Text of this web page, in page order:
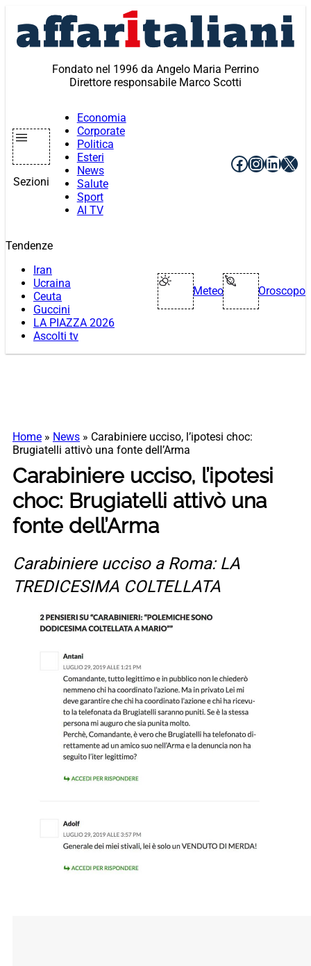
contenuto
Fondato nel 1996 da Angelo Maria Perrino
Direttore responsabile Marco Scotti
Sezioni
Economia
Corporate
Politica
Esteri
News
Salute
Sport
AI TV
Facebook
X
Tendenze
Iran
Ucraina
Ceuta
Guccini
LA PIAZZA 2026
Ascolti tv
Meteo Oroscopo
Home » News » Carabiniere ucciso, l’ipotesi choc:
Brugiatelli attivò una fonte dell’Arma
Carabiniere ucciso, l’ipotesi
choc: Brugiatelli attivò una
fonte dell’Arma
Carabiniere ucciso a Roma: LA
TREDICESIMA COLTELLATA